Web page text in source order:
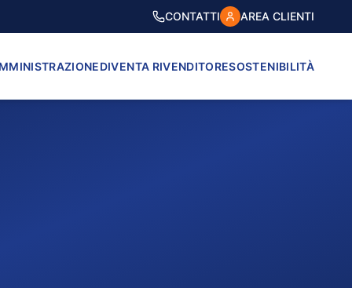
CONTATTI AREA CLIENTI
DIVENTA RIVENDITORESOSTENIBILITÀ